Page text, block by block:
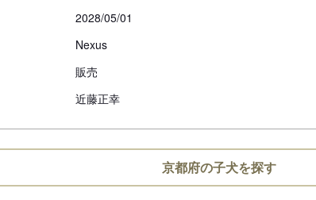
2028/05/01
Nexus
販売
近藤正幸
京都府の子犬を探す